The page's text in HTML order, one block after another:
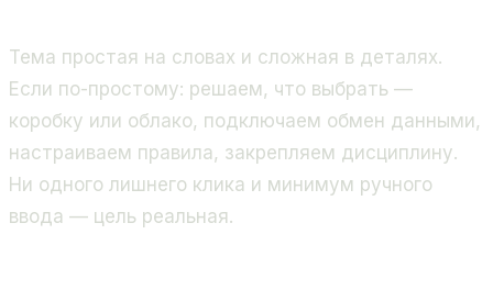
Тема простая на словах и сложная в деталях.
Если по-простому: решаем, что выбрать —
коробку или облако, подключаем обмен данными,
настраиваем правила, закрепляем дисциплину.
Ни одного лишнего клика и минимум ручного
ввода — цель реальная.